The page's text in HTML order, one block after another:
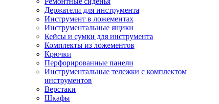
Держатели для инструмента
Инструмент в ложементах
Инструментальные ящики
Кейсы и сумки для инструмента
Комплекты из ложементов
Крючки
Перфорированные панели
Инструментальные тележки с комплектом
инструментов
Верстаки
Шкафы